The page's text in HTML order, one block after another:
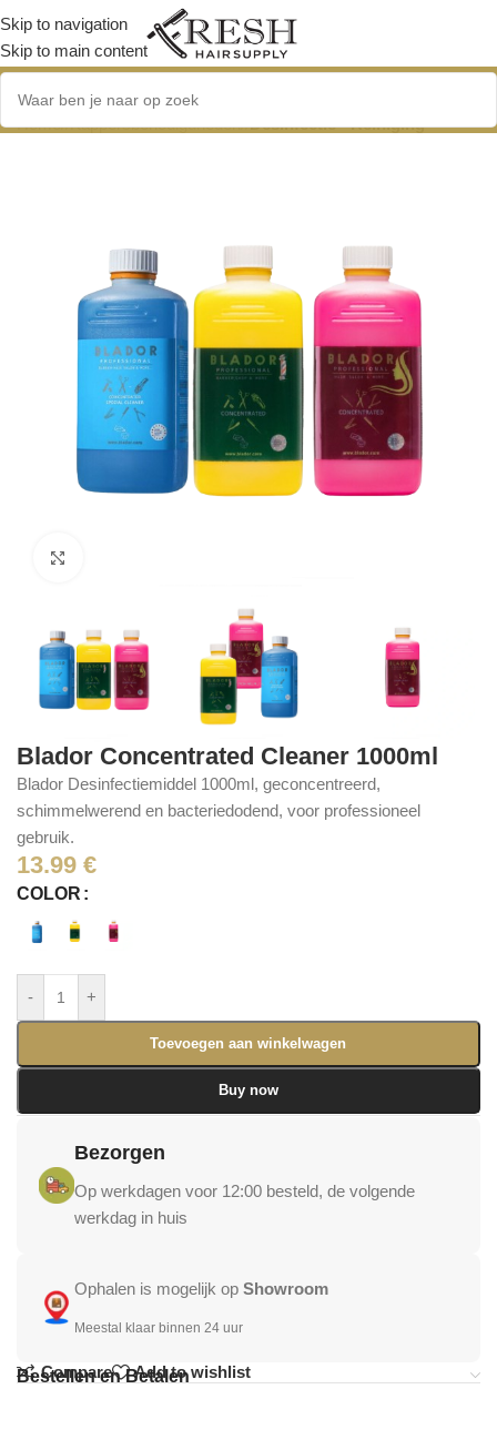
Skip to navigation
Skip to main content
Home/ Kappersbenodigdheden/ Desinfectie - Reiniging
Blador Concentrated Cleaner 1000ml
Blador Desinfectiemiddel 1000ml, geconcentreerd,
schimmelwerend en bacteriedodend, voor professioneel
gebruik.
13.99 €
COLOR
- +
Toevoegen aan winkelwagen
Buy now
Bezorgen
Op werkdagen voor 12:00 besteld, de volgende
werkdag in huis
Ophalen is mogelijk op Showroom
Meestal klaar binnen 24 uur
Compare Add to wishlist
Bestellen en Betalen